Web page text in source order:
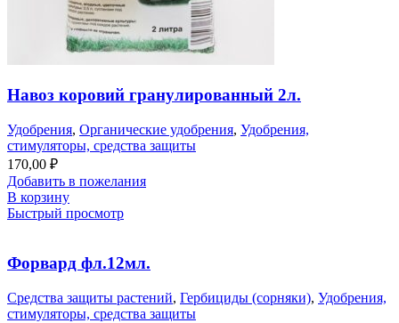
Навоз коровий гранулированный 2л.
Удобрения, Органические удобрения, Удобрения,
стимуляторы, средства защиты
170,00 ₽
Добавить в пожелания
В корзину
Быстрый просмотр
Форвард фл.12мл.
Средства защиты растений, Гербициды (сорняки), Удобрения,
стимуляторы, средства защиты